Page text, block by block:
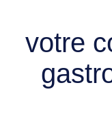
votre